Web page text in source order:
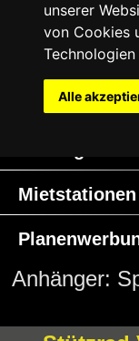
unserer
von Cookies
Technologien
Alle
Anhänger:
Anhänger
Ersatzteile /
Mietstationen
Impressum